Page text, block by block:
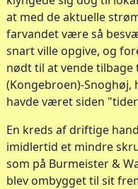
at med de aktuelle
farvandet være så
snart ville opgive, og
nødt til at vende
(Kongebroen)-
havde været siden
En kreds af driftige
imidlertid et mindre
som på Burmeister &
blev ombygget til sit